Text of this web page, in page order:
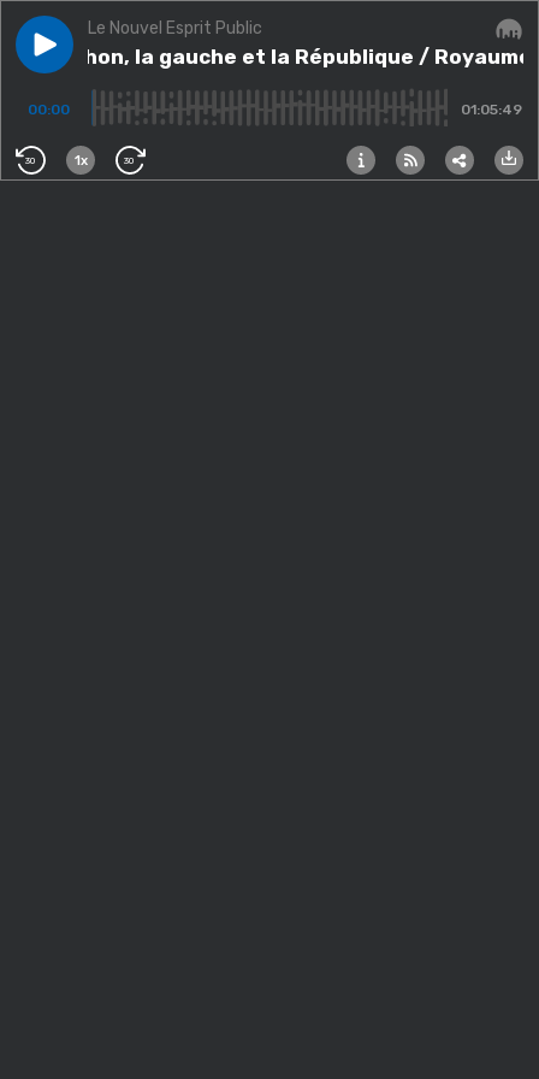
Play episodeMélenchon, la gauche et la République / Royaume-
Le Nouvel Esprit Public
Mélenchon, la gauche et la République /
00:00 01:05:49
30 1x 30